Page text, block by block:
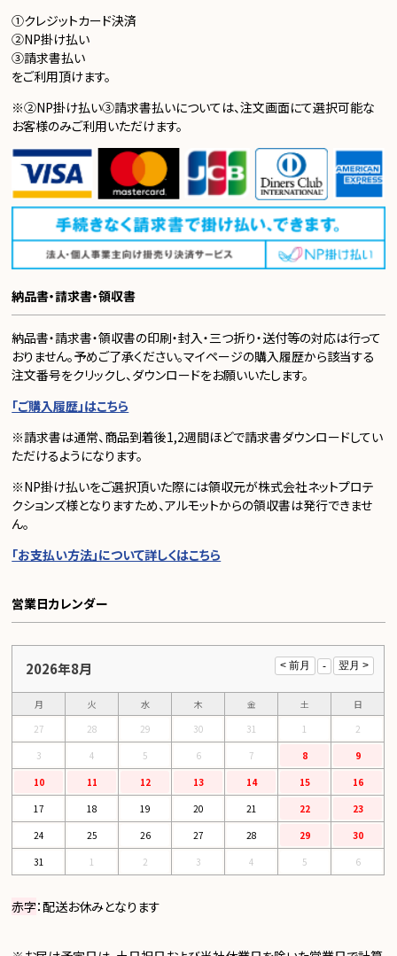
①クレジットカード決済
②NP掛け払い
③請求書払い
をご利用頂けます。
※②NP掛け払い③請求書払いについては、注文画面にて選択可能な
お客様のみご利用いただけます。
納品書・請求書・領収書
納品書・請求書・領収書の印刷・封入・三つ折り・送付等の対応は行って
おりません。予めご了承ください。マイページの購入履歴から該当する
注文番号をクリックし、ダウンロードをお願いいたします。
「ご購入履歴」はこちら
※請求書は通常、商品到着後1,2週間ほどで請求書ダウンロードしてい
ただけるようになります。
※NP掛け払いをご選択頂いた際には領収元が株式会社ネットプロテ
クションズ様となりますため、アルモットからの領収書は発行できませ
ん。
「お支払い方法」について詳しくはこちら
営業日カレンダー
2026年8月
月 火 水 木 金 土
日
27
28 29 30 31 1
2
3
4 5 6 7 8
9
10
11 12 13 14 15
16
17
18 19 20 21 22
23
24
25 26 27 28 29
30
31
1 2 3 4 5 6
赤字：配送お休みとなります